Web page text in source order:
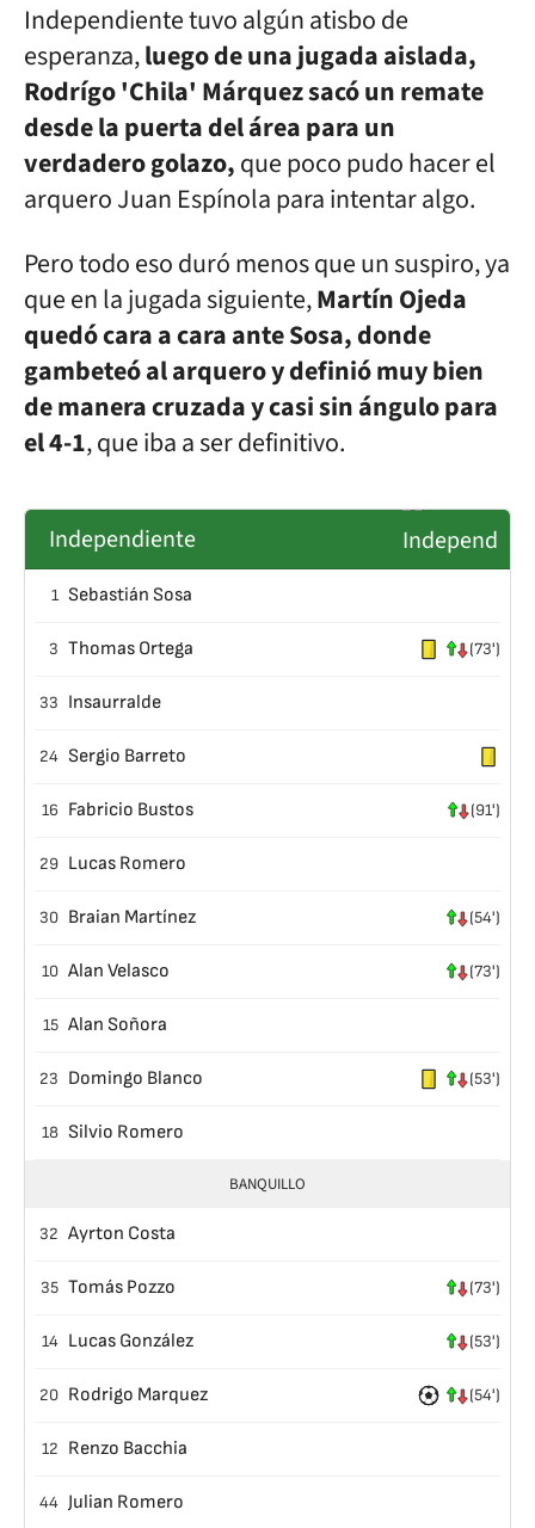
Independiente tuvo algún atisbo de
esperanza,luego de una jugada aislada,
Rodrígo 'Chila' Márquez sacó un remate
desde la puerta del área para un
verdadero golazo,que poco pudo hacer el
arquero Juan Espínola para intentar algo.
Pero todo eso duró menos que un suspiro, ya
que en la jugada siguiente,Martín Ojeda
quedó cara a cara ante Sosa, donde
gambeteó al arquero y definió muy bien
de manera cruzada y casi sin ángulo para
el 4-1, que iba a ser definitivo.
Independiente
1 Sebastián Sosa
3 Thomas Ortega (73')
33 Insaurralde
24 Sergio Barreto
16 Fabricio Bustos (91')
29 Lucas Romero
30 Braian Martínez (54')
10 Alan Velasco (73')
15 Alan Soñora
23 Domingo Blanco (53')
18 Silvio Romero
BANQUILLO
32 Ayrton Costa
35 Tomás Pozzo (73')
14 Lucas González (53')
20 Rodrigo Marquez (54')
12 Renzo Bacchia
44 Julian Romero